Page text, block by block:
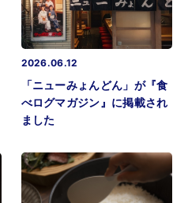
2026.06.12
「ニューみょんどん」が『食
べログマガジン』に掲載され
ました